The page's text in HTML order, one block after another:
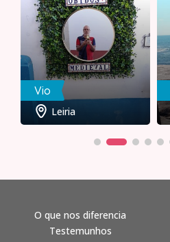
Vio
Leiria
O que nos diferencia
Testemunhos